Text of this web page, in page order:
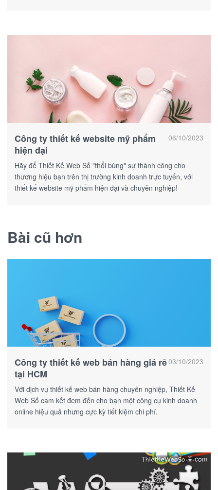
06/10/2023
Công ty thiết kế website mỹ phẩm
hiện đại
Hãy để Thiết Kế Web Số "thổi bùng" sự thành công cho
thương hiệu bạn trên thị trường kinh doanh trực tuyến, với
thiết kế website mỹ phẩm hiện đại và chuyên nghiệp!
Bài cũ hơn
03/10/2023
Công ty thiết kế web bán hàng giá rẻ
tại HCM
Với dịch vụ thiết kế web bán hàng chuyên nghiệp, Thiết Kế
Web Số cam kết đem đến cho bạn một công cụ kinh doanh
online hiệu quả nhưng cực kỳ tiết kiệm chi phí.